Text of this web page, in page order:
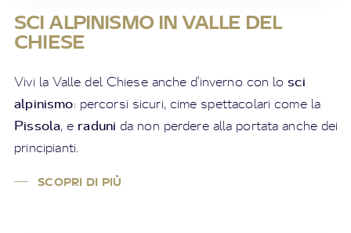
SCI ALPINISMO IN VALLE DEL
CHIESE
Vivi la Valle del Chiese anche d'inverno con lo sci
alpinismo: percorsi sicuri, cime spettacolari come la
Pissola, e radunida non perdere alla portata anche dei
principianti.
SCOPRI DI PIÙ